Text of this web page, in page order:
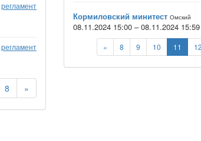
регламент
регламент
8 »
Кормиловский минитест Омский
08.11.2024 15:00 – 08.11.2024
« 8 9 10 11 12